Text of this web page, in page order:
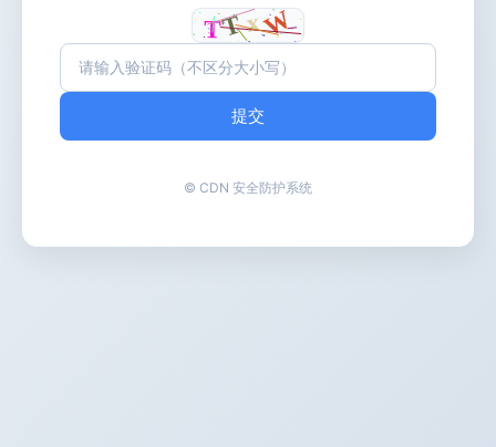
提交
© CDN 安全防护系统